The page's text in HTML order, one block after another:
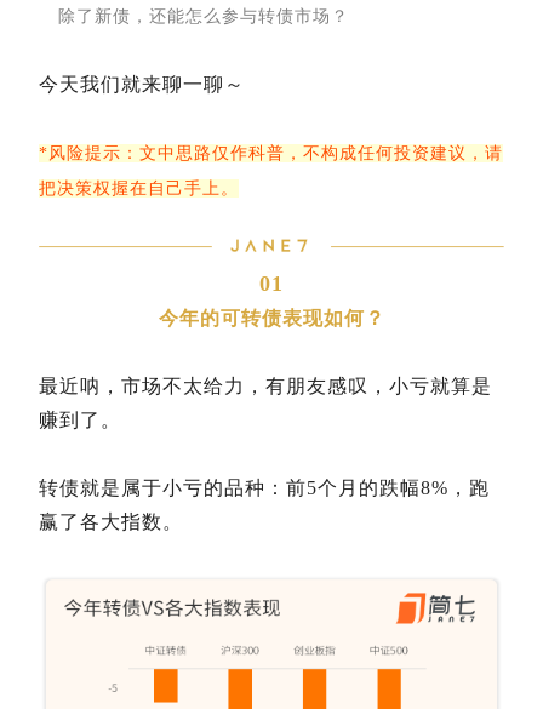
除了新债，还能怎么参与转债市场？
今天我们就来聊一聊～
*风险提示：文中思路仅作科普，不构成任何投资建议，请
把决策权握在自己手上。
01
今年的可转债表现如何？
最近呐，市场不太给力，有朋友感叹，小亏就算是
赚到了。
转债就是属于小亏的品种：前5个月的跌幅8%，跑
赢了各大指数。